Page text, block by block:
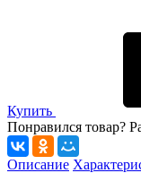
Купить
Понравился товар?
Описание